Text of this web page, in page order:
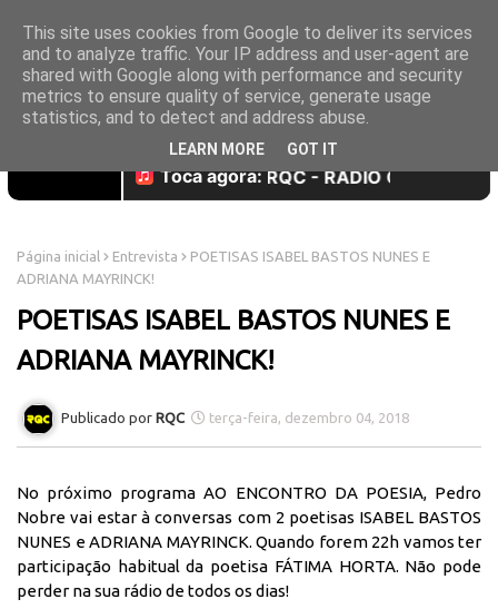
Página inicial Entrevista
POETISAS ISABEL BASTOS NUNES E
ADRIANA MAYRINCK!
POETISAS ISABEL BASTOS NUNES E
ADRIANA MAYRINCK!
RQC terça-feira, dezembro 04, 2018
No próximo programa AO ENCONTRO DA POESIA, Pedro
Nobre vai estar à conversas com 2 poetisas ISABEL BASTOS
NUNES e ADRIANA MAYRINCK. Quando forem 22h vamos ter
participação habitual da poetisa FÁTIMA HORTA. Não pode
perder na sua rádio de todos os dias!
This site uses cookies from Google to deliver its services
and to analyze traffic. Your IP address and user-agent are
shared with Google along with performance and security
metrics to ensure quality of service, generate usage
statistics, and to detect and address abuse.
LEARN MORE GOT IT